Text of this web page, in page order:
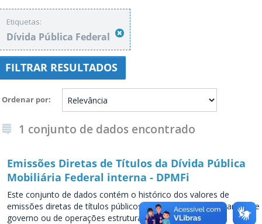
Etiquetas:
Dívida Pública Federal
FILTRAR RESULTADOS
Ordenar por
1 conjunto de dados encontrado
Emissões Diretas de Títulos da Dívida Pública
Mobiliária Federal interna - DPMFi
Este conjunto de dados contém o histórico dos valores de
emissões diretas de títulos públicos, decorrentes de programas de
governo ou de operações estruturadas, a partir de...